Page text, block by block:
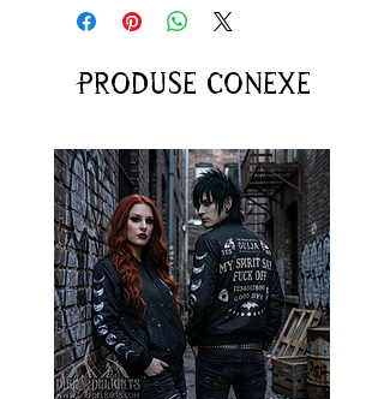
Produse conexe